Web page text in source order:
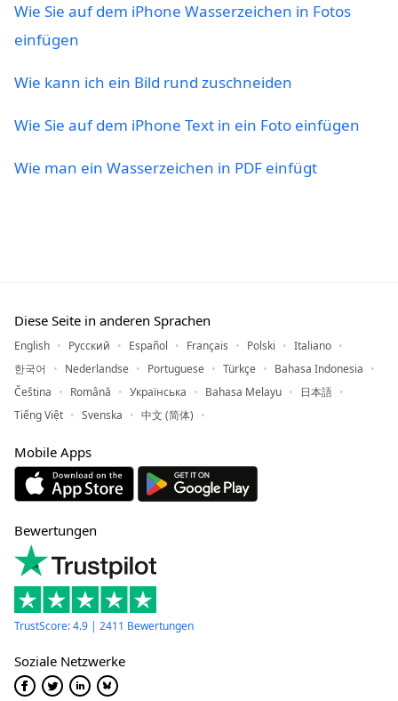
Wie Sie auf dem iPhone Wasserzeichen in Fotos
einfügen
Wie kann ich ein Bild rund zuschneiden
Wie Sie auf dem iPhone Text in ein Foto einfügen
Wie man ein Wasserzeichen in PDF einfügt
Diese Seite in anderen Sprachen
English Русский Español Français Polski
Italiano
한국어
Nederlandse Portuguese Türkçe
Bahasa Indonesia
Čeština
Română Українська Bahasa Melayu
日本語
Tiếng Việt
Svenska 中文 (简体)
Mobile Apps
Bewertungen
TrustScore: 4.9 | 2411 Bewertungen
Soziale Netzwerke